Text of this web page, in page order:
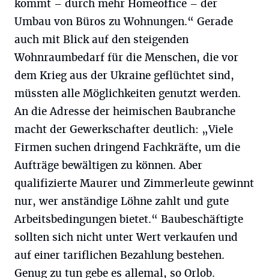
kommt – durch mehr Homeoffice – der
Umbau von Büros zu Wohnungen.“ Gerade
auch mit Blick auf den steigenden
Wohnraumbedarf für die Menschen, die vor
dem Krieg aus der Ukraine geflüchtet sind,
müssten alle Möglichkeiten genutzt werden.
An die Adresse der heimischen Baubranche
macht der Gewerkschafter deutlich: „Viele
Firmen suchen dringend Fachkräfte, um die
Aufträge bewältigen zu können. Aber
qualifizierte Maurer und Zimmerleute gewinnt
nur, wer anständige Löhne zahlt und gute
Arbeitsbedingungen bietet.“ Baubeschäftigte
sollten sich nicht unter Wert verkaufen und
auf einer tariflichen Bezahlung bestehen.
Genug zu tun gebe es allemal, so Orlob.